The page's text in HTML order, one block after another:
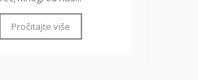
Pročitajte više